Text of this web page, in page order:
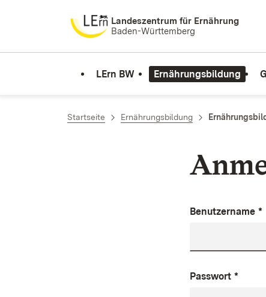
Zum Inhalt springenLandeszentrum für Ernährung
Baden-Württemberg
LErn BW Ernährungsbildung
Startseite Ernährungsbildung
Benutzername *
Passwort *